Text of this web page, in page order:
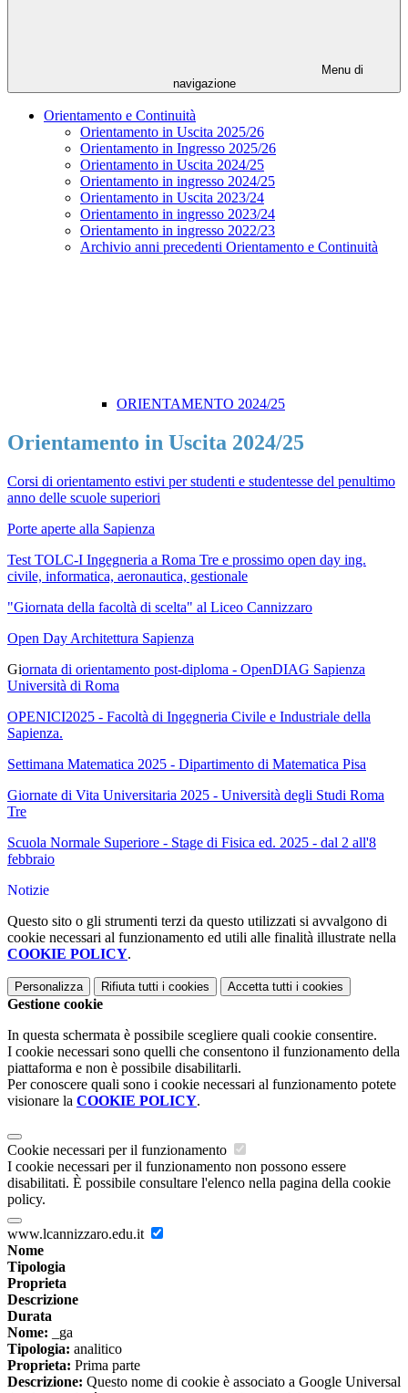
Menu di
navigazione
Orientamento e Continuità
Orientamento in Uscita 2025/26
Orientamento in Ingresso 2025/26
Orientamento in Uscita 2024/25
Orientamento in ingresso 2024/25
Orientamento in Uscita 2023/24
Orientamento in ingresso 2023/24
Orientamento in ingresso 2022/23
Archivio anni precedenti Orientamento e Continuità
ORIENTAMENTO 2024/25
Orientamento in Uscita 2024/25
Corsi di orientamento estivi per studenti e studentesse del penultimo
anno delle scuole superiori
Porte aperte alla Sapienza
Test TOLC-I Ingegneria a Roma Tre e prossimo open day ing.
civile, informatica, aeronautica, gestionale
"Giornata della facoltà di scelta" al Liceo Cannizzaro
Open Day Architettura Sapienza
Giornata di orientamento post-diploma - OpenDIAG Sapienza
Università di Roma
OPENICI2025 - Facoltà di Ingegneria Civile e Industriale della
Sapienza.
Settimana Matematica 2025 - Dipartimento di Matematica Pisa
Giornate di Vita Universitaria 2025 - Università degli Studi Roma
Tre
Scuola Normale Superiore - Stage di Fisica ed. 2025 - dal 2 all'8
febbraio
Notizie
Questo sito o gli strumenti terzi da questo utilizzati si avvalgono di
cookie necessari al funzionamento ed utili alle finalità illustrate nella
COOKIE POLICY.
Personalizza Rifiuta tutti i cookies Accetta tutti i cookies
Gestione cookie
In questa schermata è possibile scegliere quali cookie consentire.
I cookie necessari sono quelli che consentono il funzionamento della
piattaforma e non è possibile disabilitarli.
Per conoscere quali sono i cookie necessari al funzionamento potete
visionare la COOKIE POLICY.
Cookie necessari per il funzionamento
I cookie necessari per il funzionamento non possono essere
disabilitati. È possibile consultare l'elenco nella pagina della cookie
policy.
www.lcannizzaro.edu.it
Nome
Tipologia
Proprieta
Descrizione
Durata
Nome: _ga
Tipologia: analitico
Proprieta: Prima parte
Descrizione: Questo nome di cookie è associato a Google Universal